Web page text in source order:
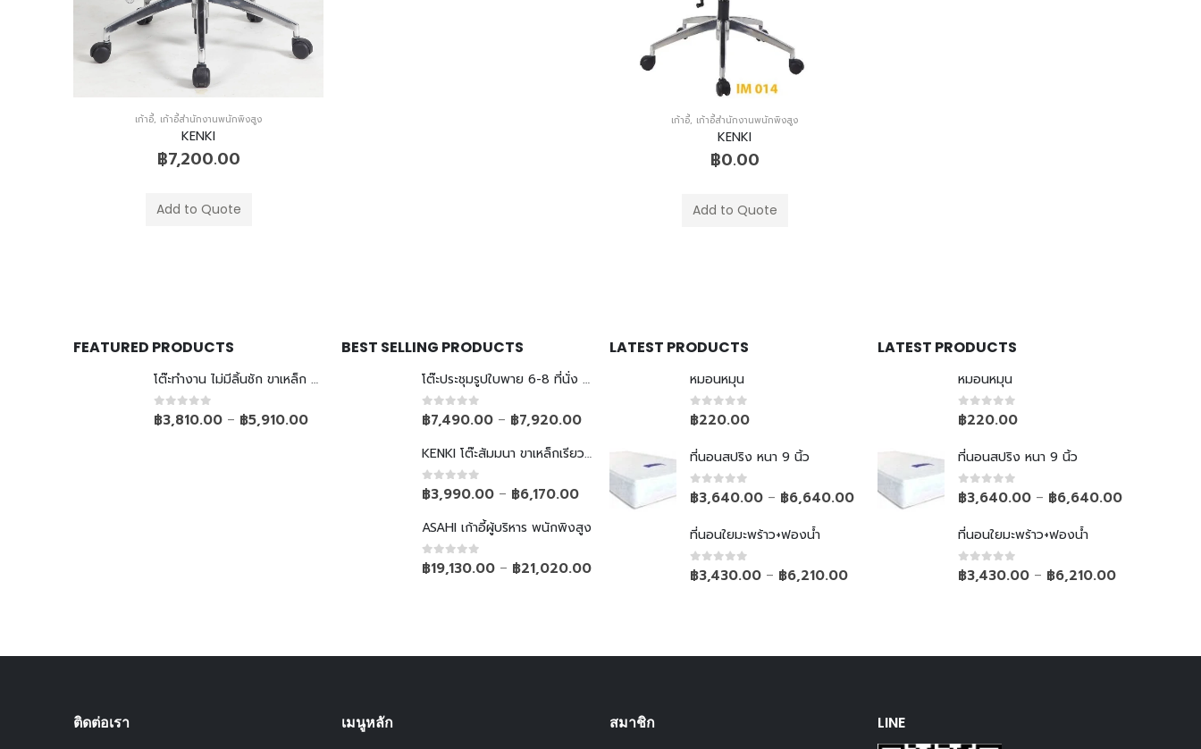
เก้าอี้, เก้าอี้สำนักงานพนักพิงสูง
KENKI
฿7,200.00
Add to Quote
เก้าอี้, เก้าอี้สำนักงานพนักพิงสูง
KENKI
฿0.00
Add to Quote
FEATURED PRODUCTS
โต๊ะทำงาน ไม่มีลิ้นชัก ขาเหล็ก Top ยกลอย
0out of 5
฿3,810.00 – ฿5,910.00
BEST SELLING PRODUCTS
โต๊ะประชุมรูปใบพาย 6-8 ที่นั่ง ขาเหล็กเรียว
0out of 5
฿7,490.00 – ฿7,920.00
KENKI โต๊ะสัมมนา ขาเหล็กเรียวพับไม่ได้
0out of 5
฿3,990.00 – ฿6,170.00
ASAHI เก้าอี้ผู้บริหาร พนักพิงสูง
0out of 5
฿19,130.00 – ฿21,020.00
LATEST PRODUCTS
หมอนหมุน
0out of 5
฿220.00
ที่นอนสปริง หนา 9 นิ้ว
0out of 5
฿3,640.00 – ฿6,640.00
ที่นอนใยมะพร้าว+ฟองน้ำ
0out of 5
฿3,430.00 – ฿6,210.00
LATEST PRODUCTS
หมอนหมุน
0out of 5
฿220.00
ที่นอนสปริง หนา 9 นิ้ว
0out of 5
฿3,640.00 – ฿6,640.00
ที่นอนใยมะพร้าว+ฟองน้ำ
0out of 5
฿3,430.00 – ฿6,210.00
ติดต่อเรา เมนูหลัก สมาชิก LINE